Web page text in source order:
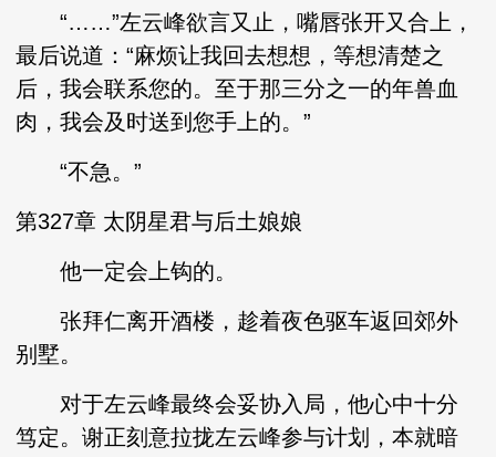
“……”左云峰欲言又止，嘴唇张开又合上，
最后说道：“麻烦让我回去想想，等想清楚之
后，我会联系您的。至于那三分之一的年兽血
肉，我会及时送到您手上的。”
“不急。”
第327章 太阴星君与后土娘娘
他一定会上钩的。
张拜仁离开酒楼，趁着夜色驱车返回郊外
别墅。
对于左云峰最终会妥协入局，他心中十分
笃定。谢正刻意拉拢左云峰参与计划，本就暗